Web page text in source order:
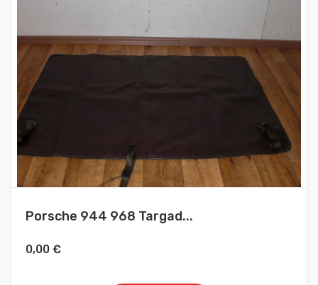
Porsche 944 968 Targad...
0,00 €